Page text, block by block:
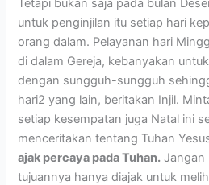
Tetapi bukan saja pada bulan
untuk penginjilan itu setiap hari
orang dalam. Pelayanan hari
di dalam Gereja, kebanyakan
dengan sungguh-sungguh
hari2 yang lain, beritakan Injil.
setiap kesempatan juga Natal ini
menceritakan tentang Tuhan
ajak percaya pada Tuhan. Jangan
tujuannya hanya diajak untuk